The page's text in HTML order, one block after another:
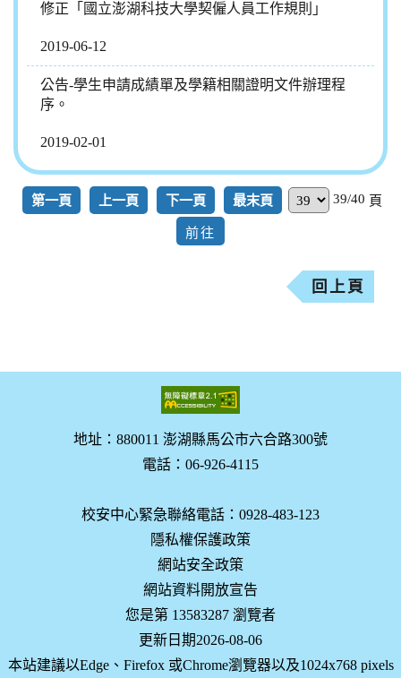
修正「國立澎湖科技大學契僱人員工作規則」
2019-06-12
公告-學生申請成績單及學籍相關證明文件辦理程
序。
2019-02-01
第一頁 上一頁 下一頁 最末頁 39/40 頁
回上頁
地址：880011 澎湖縣馬公市六合路300號
電話：06-926-4115
校安中心緊急聯絡電話：0928-483-123
隱私權保護政策
網站安全政策
網站資料開放宣告
您是第 13583287 瀏覽者
更新日期2026-08-06
本站建議以Edge、Firefox 或Chrome瀏覽器以及1024x768 pixels